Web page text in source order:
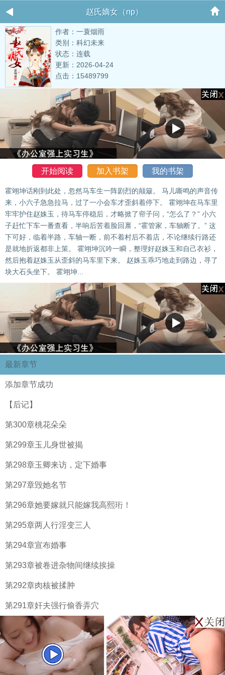
赵氏嫡女（np）
作者：一蓑烟雨
类别：科幻未来
状态：连载
更新：2026-04-24
点击：15489799
开始阅读 加入书架 我的书架
霍翊坤话刚到此处，忽然马车生一阵剧烈的颠簸。 马儿嘶鸣的声音传
来，小六子急急拉马，过了一小会车才歪斜着停下。 霍翊坤在马车里
牢牢护住赵姝玉，待马车停稳后，才略掀了帘子问，“怎么了？” 小六
子赶忙下车一番查看，半响后苦着脸回禀，“霍管家，车轴断了。” 这
下可好，临着半路，车轴一断，前不着村后不着店，不论继续行路还
是就地折返都非上策。 霍翊坤沉吟一瞬，整理好赵姝玉和自己衣衫，
然后抱着赵姝玉从歪斜的马车里下来。 赵姝玉乖巧地走到路边，寻了
块大石头坐下。 霍翊坤...
最新章节
添加章节成功
【后记】
第300章桃花朵朵
第299章玉儿身世被揭
第298章玉卿来访，定下婚事
第297章毁她名节
第296章她要嫁就只能嫁我高熙珩！
第295章两人行淫变三人
第294章宣布婚事
第293章被卷进杂物间继续挨操
第292章肉核被揉肿
第291章奸夫强行偷香弄穴